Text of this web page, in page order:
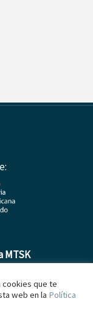
MTSK
cookies que te
web en la Política